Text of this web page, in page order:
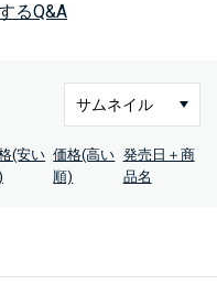
るQ&A
(安い 価格(高い
順)
発売日＋商
品名